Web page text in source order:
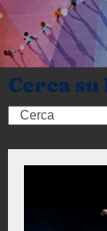
Cerca
Search